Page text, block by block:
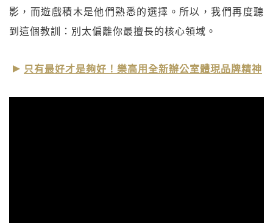
影，而遊戲積木是他們熟悉的選擇。所以，我們再度聽
到這個教訓：別太偏離你最擅長的核心領域。
只有最好才是夠好！樂高用全新辦公室體現品牌精神